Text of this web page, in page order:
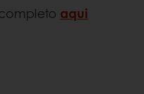
aqui